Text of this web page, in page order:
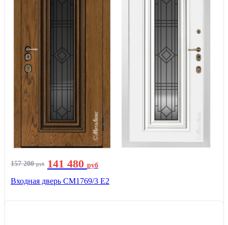
157 200руб 141 480 руб
Входная дверь СМ1769/3 Е2